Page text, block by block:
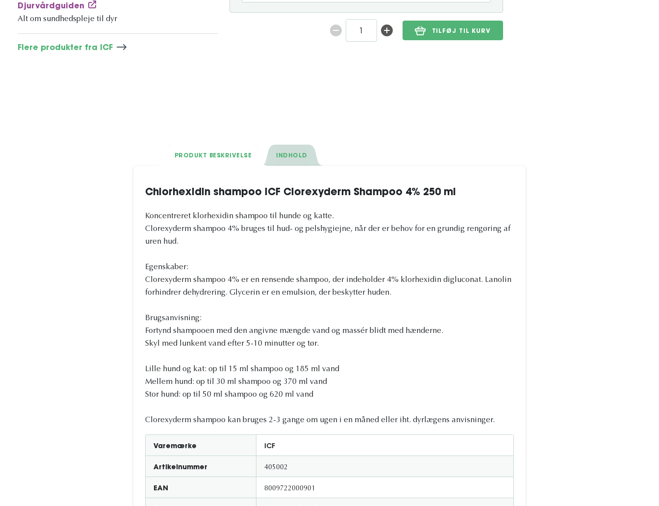
Djurvårdguiden
Alt om sundhedspleje til dyr
Flere produkter fra ICF
TILFØJ TIL KURV
PRODUKT BESKRIVELSE INDHOLD
Chlorhexidin shampoo ICF Clorexyderm Shampoo 4% 250 ml
Koncentreret klorhexidin shampoo til hunde og katte.
Clorexyderm shampoo 4% bruges til hud- og pelshygiejne, når der er behov for en grundig rengøring af
uren hud.
Egenskaber:
Clorexyderm shampoo 4% er en rensende shampoo, der indeholder 4% klorhexidin digluconat. Lanolin
forhindrer dehydrering. Glycerin er en emulsion, der beskytter huden.
Brugsanvisning:
Fortynd shampooen med den angivne mængde vand og massér blidt med hænderne.
Skyl med lunkent vand efter 5-10 minutter og tør.
Lille hund og kat: op til 15 ml shampoo og 185 ml vand
Mellem hund: op til 30 ml shampoo og 370 ml vand
Stor hund: op til 50 ml shampoo og 620 ml vand
Clorexyderm shampoo kan bruges 2-3 gange om ugen i en måned eller iht. dyrlægens anvisninger.
Varemærke ICF
Artikelnummer 405002
EAN 8009722000901